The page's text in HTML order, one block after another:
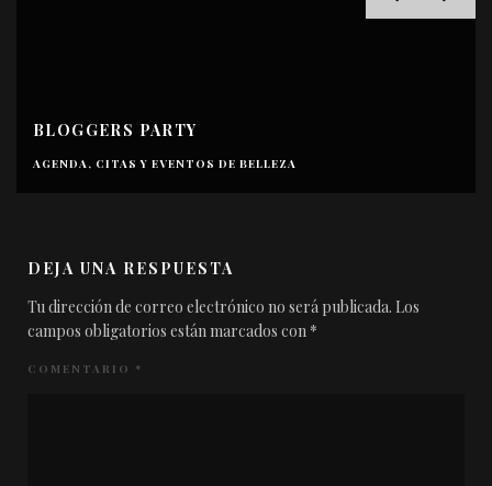
BLOGGERS PARTY
AGENDA, CITAS Y EVENTOS DE BELLEZA
DEJA UNA RESPUESTA
Tu dirección de correo electrónico no será publicada. Los
campos obligatorios están marcados con *
COMENTARIO *